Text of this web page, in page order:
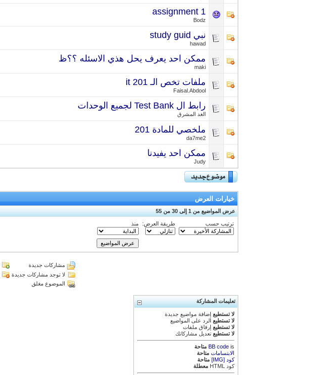
assignment 1
Bodz
نبي study guid
hawad
ممكن احد يعرف يحل هذي الاسئله ؟؟ظ
maki
ملفات تخص الـ it 201
Faisal.Abdool
رابط ال Test Bank لجميع الوحدات
الغد المشرق
ملخصي للمادة 201
da7me2
ممكن احد يفيدنا
Judy
خيارات العرض
عرض المواضيع من 1 إلى 30 من 55
ترتيب حسب طريقة العرض: منذ
مشاركات جديدة
لا توجد مشاركات جديدة
الموضوع مغلق
تعليمات المشاركة
لا تستطيع إضافة مواضيع جديدة
لا تستطيع الرد على المواضيع
لا تستطيع إرفاق ملفات
لا تستطيع تعديل مشاركاتك
BB codeis
متاحة
الابتسامات متاحة
كود [IMG]
متاحة
كود HTML
معطلة